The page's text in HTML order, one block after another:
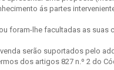
ás partes
foram-lhe facultadas as suas
serão suportados pelo
dos artigos 827 n.º 2 do